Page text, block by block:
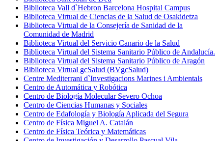
Biblioteca Vall d`Hebron Barcelona Hospital Campus
Biblioteca Virtual de Ciencias de la Salud de Osakidetza
Biblioteca Virtual de la Consejería de Sanidad de la
Comunidad de Madrid
Biblioteca Virtual del Servicio Canario de la Salud
Biblioteca Virtual del Sistema Sanitario Público de Andalucía.
Biblioteca Virtual del Sistema Sanitario Público de Aragón
Biblioteca Virtual gcSalud (BVgcSalud)
Centre Mediterrani d`Investigacions Marines i Ambientals
Centro de Automática y Robótica
Centro de Biología Molecular Severo Ochoa
Centro de Ciencias Humanas y Sociales
Centro de Edafología y Biología Aplicada del Segura
Centro de Física Miguel A. Catalán
Centro de Física Teórica y Matemáticas